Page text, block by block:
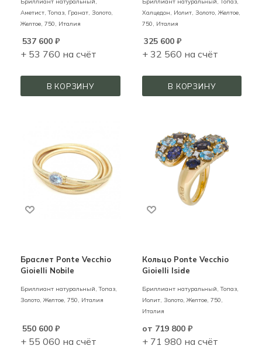
Аметист, Топаз, Гранат, Золото,
Желтое, 750, Италия
537 600 ₽
+ 53 760 на счёт
В КОРЗИНУ
Халцедон, Иолит, Золото,Желтое,
750, Италия
325 600₽
+ 32 560 на счёт
В КОРЗИНУ
Браслет Ponte Vecchio
Gioielli Nobile
Бриллиант натуральный, Топаз,
Золото, Желтое, 750, Италия
550 600 ₽
+ 55 060 на счёт
Кольцо Ponte Vecchio
Gioielli Iside
Бриллиант натуральный, Топаз,
Иолит, Золото, Желтое, 750,
Италия
от 719 800 ₽
+ 71 980 на счёт